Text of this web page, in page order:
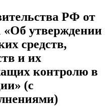
РФ от
«Об утверждении
средств,
и их
контролю в
(с